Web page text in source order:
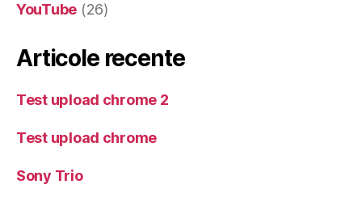
YouTube (26)
Articole recente
Test upload chrome 2
Test upload chrome
Sony Trio